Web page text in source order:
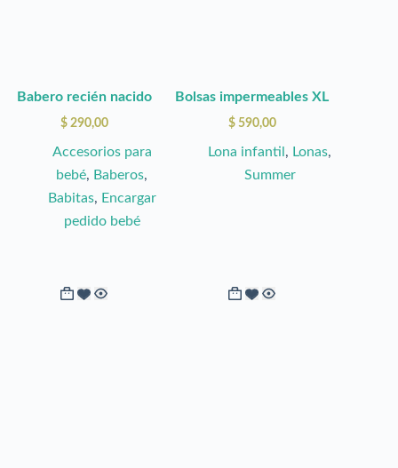
Babero recién nacido
$290,00
Accesorios para
bebé, Baberos,
Babitas, Encargar
pedido bebé
la
página
de
Bolsas impermeables XL
$590,00
Lona infantil , Lonas,
Summer